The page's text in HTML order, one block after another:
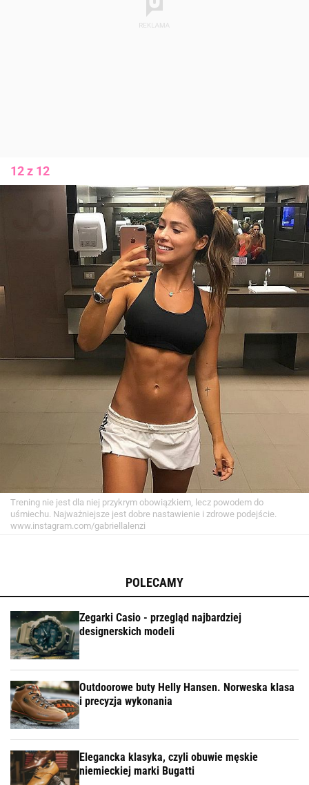
12 z 12
Trening nie jest dla niej przykrym obowiązkiem, lecz powodem do
uśmiechu. Najważniejsze jest dobre nastawienie i zdrowe podejście.
www.instagram.com/gabriellalenzi
POLECAMY
Zegarki Casio - przegląd najbardziej
designerskich modeli
Outdoorowe buty Helly Hansen. Norweska klasa
i precyzja wykonania
Elegancka klasyka, czyli obuwie męskie
niemieckiej marki Bugatti